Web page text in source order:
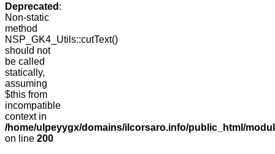
Deprecated :
Non-static
method
NSP_GK4_Utils::cutText()
should not
be called
statically,
assuming
$this from
incompatible
context in
/home/ulpeyygx/domains/ilcorsaro.info/public_html/
on line 200